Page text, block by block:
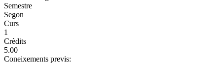
Semestre
Segon
Curs
1
Crèdits
5.00
Coneixements previs: